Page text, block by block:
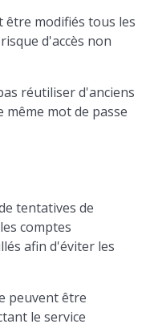
être modifiés tous les
d'accès non
réutiliser d'anciens
même mot de passe
tentatives de
comptes
afin d'éviter les
peuvent être
le service